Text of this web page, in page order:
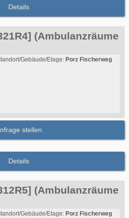
Details
(Ambulanzräume
Gebäude/Etage: Porz Fischerweg
stellen
Details
(Ambulanzräume
Gebäude/Etage: Porz Fischerweg